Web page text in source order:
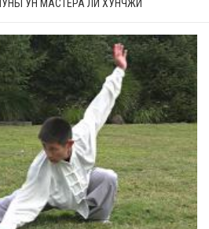
МАСТЕРА ЛИ ХУНЧЖИ